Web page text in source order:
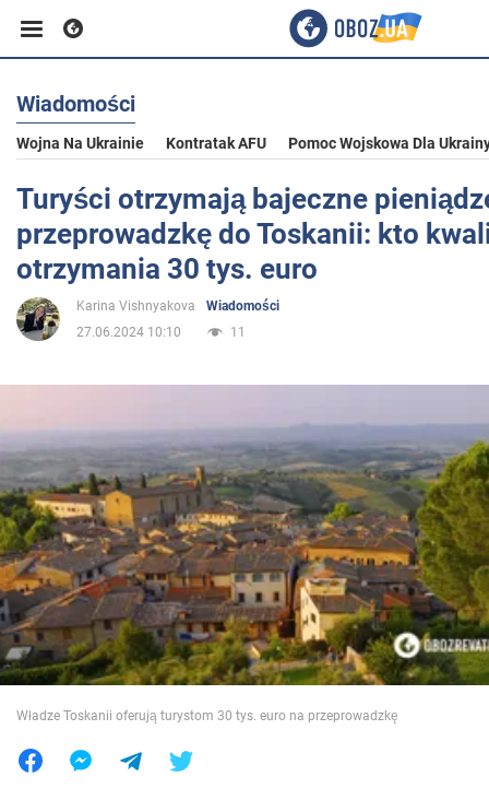
Biznes
Sport
Rozrywka
Życie
Społeczeństwo
Wojna na Ukrainie
Świat
Jedzenie
Wiadomości
Wojna Na Ukrainie Kontratak AFU Pomoc Wojskowa Dla
Turyści otrzymają bajeczne
przeprowadzkę do Toskanii: kto
otrzymania 30 tys. euro
Karina Vishnyakova
Wiadomości
27.06.2024 10:10
11
Władze Toskanii oferują turystom 30 tys. euro na przeprowadzkę